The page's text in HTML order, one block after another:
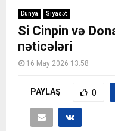
Dünya Siyasət
Si Cinpin və
nəticələri
16 May 2026 13:58
PAYLAŞ 0